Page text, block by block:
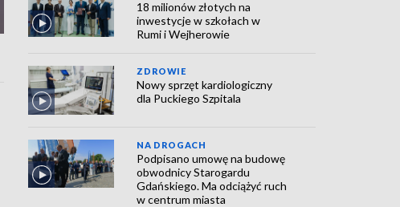
18 milionów złotych na
inwestycje w szkołach w
Rumi i Wejherowie
ZDROWIE
Nowy sprzęt kardiologiczny
dla Puckiego Szpitala
NA DROGACH
Podpisano umowę na budowę
obwodnicy Starogardu
Gdańskiego. Ma odciążyć ruch
w centrum miasta